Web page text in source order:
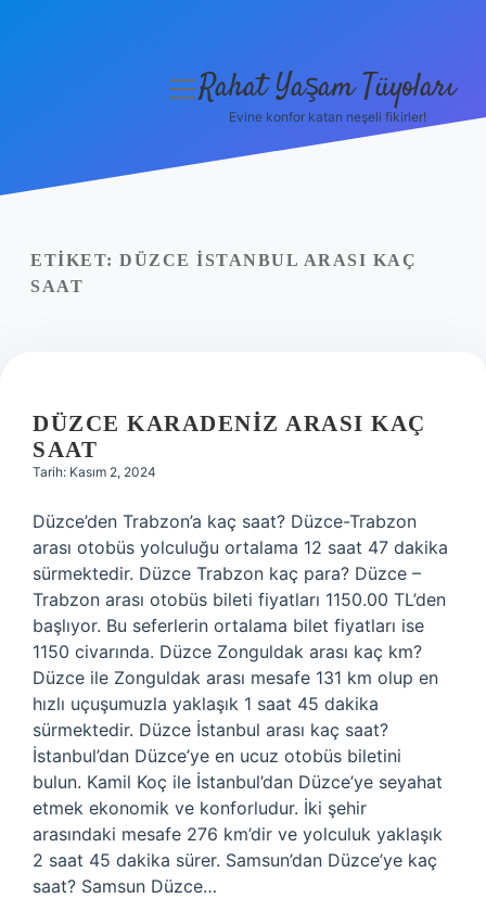
Yasal Uyarı
menüyü
Rahat Yaşam Tüyoları
Evine konfor katan neşeli fikirler!
ETIKET: DÜZCE İSTANBUL ARASI KAÇ
SAAT
DÜZCE KARADENIZ ARASI KAÇ
SAAT
Tarih: Kasım 2, 2024
Düzce’den Trabzon’a kaç saat? Düzce-Trabzon
arası otobüs yolculuğu ortalama 12 saat 47 dakika
sürmektedir. Düzce Trabzon kaç para? Düzce –
Trabzon arası otobüs bileti fiyatları 1150.00 TL’den
başlıyor. Bu seferlerin ortalama bilet fiyatları ise
1150 civarında. Düzce Zonguldak arası kaç km?
Düzce ile Zonguldak arası mesafe 131 km olup en
hızlı uçuşumuzla yaklaşık 1 saat 45 dakika
sürmektedir. Düzce İstanbul arası kaç saat?
İstanbul’dan Düzce’ye en ucuz otobüs biletini
bulun. Kamil Koç ile İstanbul’dan Düzce’ye seyahat
etmek ekonomik ve konforludur. İki şehir
arasındaki mesafe 276 km’dir ve yolculuk yaklaşık
2 saat 45 dakika sürer. Samsun’dan Düzce’ye kaç
saat? Samsun Düzce…